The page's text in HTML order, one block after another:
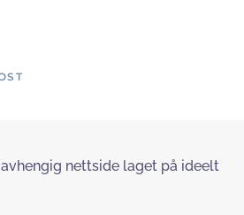
nettside laget på ideelt